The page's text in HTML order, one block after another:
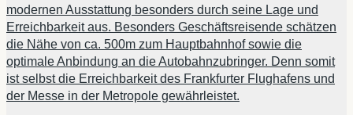
modernen Ausstattung besonders durch seine Lage und
Erreichbarkeit aus. Besonders Geschäftsreisende schätzen
die Nähe von ca. 500m zum Hauptbahnhof sowie die
optimale Anbindung an die Autobahnzubringer. Denn somit
ist selbst die Erreichbarkeit des Frankfurter Flughafens und
der Messe in der Metropole gewährleistet.